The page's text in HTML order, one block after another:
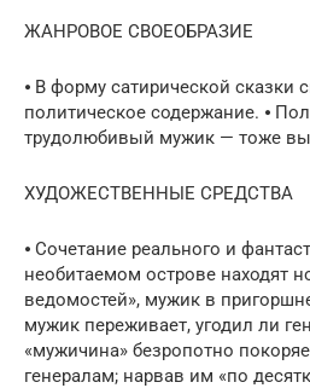
ЖАНРОВОЕ СВОЕОБРАЗИЕ
⦁ В форму сатирической сказки
политическое содержание. ⦁
трудолюбивый мужик — тоже
ХУДОЖЕСТВЕННЫЕ СРЕДСТВА
⦁ Сочетание реального и
необитаемом острове находят
ведомостей», мужик в
мужик переживает, угодил ли
«мужичина» безропотно
генералам; нарвав им «по